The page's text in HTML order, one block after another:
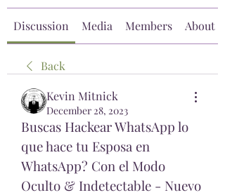
Discussion Media Members About
Back
Kevin Mitnick
December 28, 2023
Buscas Hackear WhatsApp lo
que hace tu Esposa en
WhatsApp? Con el Modo
Oculto & Indetectable - Nuevo